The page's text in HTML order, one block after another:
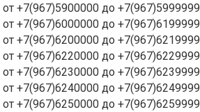
от +7(967)5900000 до +7(967)5999999
от +7(967)6000000 до +7(967)6199999
от +7(967)6200000 до +7(967)6219999
от +7(967)6220000 до +7(967)6229999
от +7(967)6230000 до +7(967)6239999
от +7(967)6240000 до +7(967)6249999
от +7(967)6250000 до +7(967)6259999